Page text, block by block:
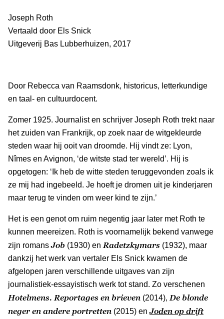
Joseph Roth
Vertaald door Els Snick
Uitgeverij Bas Lubberhuizen, 2017
Door Rebecca van Raamsdonk, historicus, letterkundige
en taal- en cultuurdocent.
Zomer 1925. Journalist en schrijver Joseph Roth trekt naar
het zuiden van Frankrijk, op zoek naar de witgekleurde
steden waar hij ooit van droomde. Hij vindt ze: Lyon,
Nîmes en Avignon, ‘de witste stad ter wereld’. Hij is
opgetogen: ‘Ik heb de witte steden teruggevonden zoals ik
ze mij had ingebeeld. Je hoeft je dromen uit je kinderjaren
maar terug te vinden om weer kind te zijn.’
Het is een genot om ruim negentig jaar later met Roth te
kunnen meereizen. Roth is voornamelijk bekend vanwege
zijn romansJob (1930) en Radetzkymars (1932), maar
dankzij het werk van vertaler Els Snick kwamen de
afgelopen jaren verschillende uitgaves van zijn
journalistiek-essayistisch werk tot stand. Zo verschenen
Hotelmens. Reportages en brieven (2014), De blonde
neger en andere portretten (2015) enJoden op drift